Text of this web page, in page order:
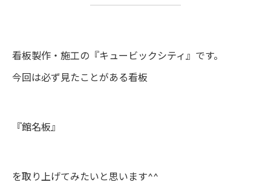
看板製作・施工の『キュービックシティ』です。
今回は必ず見たことがある看板
『館名板』
を取り上げてみたいと思います^^